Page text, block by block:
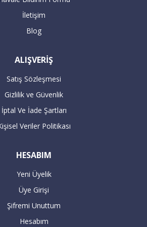
eden bir sonraki gün
yapacağınız alışverişlerde,
süresi başlar. 7 iş
İletişim
Blog
ALIŞVERİŞ
Satış Sözleşmesi
Gizlilik ve Güvenlik
İptal Ve İade Şartları
Veriler Politikası
HESABIM
Yeni Üyelik
Üye Girişi
Şifremi Unuttum
Hesabım